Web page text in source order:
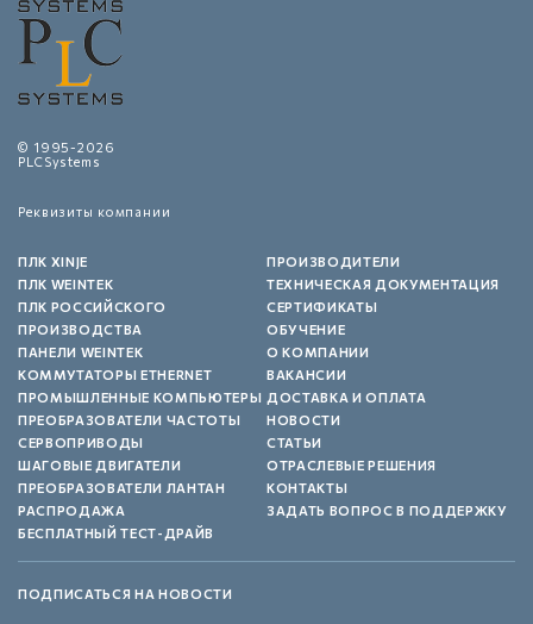
© 1995-2026
PLCSystems
Реквизиты компании
ПЛК XINJE
ПЛК WEINTEK
ПЛК РОССИЙСКОГО
ПРОИЗВОДСТВА
ПАНЕЛИ WEINTEK
КОММУТАТОРЫ ETHERNET
ПРОМЫШЛЕННЫЕ КОМПЬЮТЕРЫ
ПРЕОБРАЗОВАТЕЛИ ЧАСТОТЫ
СЕРВОПРИВОДЫ
ШАГОВЫЕ ДВИГАТЕЛИ
ПРЕОБРАЗОВАТЕЛИ ЛАНТАН
РАСПРОДАЖА
БЕСПЛАТНЫЙ ТЕСТ-ДРАЙВ
ПРОИЗВОДИТЕЛИ
ТЕХНИЧЕСКАЯ ДОКУМЕНТАЦИЯ
СЕРТИФИКАТЫ
ОБУЧЕНИЕ
О КОМПАНИИ
ВАКАНСИИ
ДОСТАВКА И ОПЛАТА
НОВОСТИ
СТАТЬИ
ОТРАСЛЕВЫЕ РЕШЕНИЯ
КОНТАКТЫ
ЗАДАТЬ ВОПРОС В ПОДДЕРЖКУ
ПОДПИСАТЬСЯ НА НОВОСТИ